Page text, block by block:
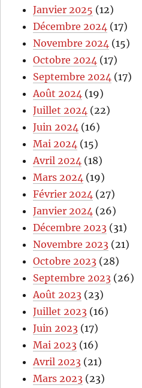
Janvier 2025 (12)
Décembre 2024 (17)
Novembre 2024 (15)
Octobre 2024 (17)
Septembre 2024 (17)
Août 2024 (19)
Juillet 2024 (22)
Juin 2024 (16)
Mai 2024 (15)
Avril 2024 (18)
Mars 2024 (19)
Février 2024 (27)
Janvier 2024 (26)
Décembre 2023 (31)
Novembre 2023 (21)
Octobre 2023 (28)
Septembre 2023 (26)
Août 2023 (23)
Juillet 2023 (16)
Juin 2023 (17)
Mai 2023 (16)
Avril 2023 (21)
Mars 2023 (23)